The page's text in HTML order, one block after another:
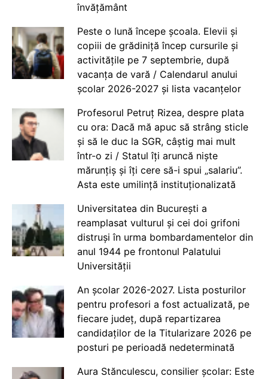
învățământ
Peste o lună începe școala. Elevii și
copiii de grădiniță încep cursurile și
activitățile pe 7 septembrie, după
vacanța de vară / Calendarul anului
școlar 2026-2027 și lista vacanțelor
Profesorul Petruț Rizea, despre plata
cu ora: Dacă mă apuc să strâng sticle
și să le duc la SGR, câștig mai mult
într-o zi / Statul îți aruncă niște
mărunțiș și îți cere să-i spui „salariu”.
Asta este umilință instituționalizată
Universitatea din București a
reamplasat vulturul și cei doi grifoni
distruși în urma bombardamentelor din
anul 1944 pe frontonul Palatului
Universității
An școlar 2026-2027. Lista posturilor
pentru profesori a fost actualizată, pe
fiecare județ, după repartizarea
candidaților de la Titularizare 2026 pe
posturi pe perioadă nedeterminată
Aura Stănculescu, consilier școlar: Este